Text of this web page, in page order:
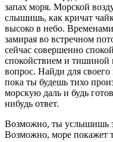
запах моря. Морской
слышишь, как кричат
высоко в небо.
замирая во встречном
сейчас совершенно
спокойствием и тишиной
вопрос. Найди для
пока ты будешь тихо
морскую даль и будь
нибудь ответ.
Возможно, ты услышишь
Возможно, море покажет